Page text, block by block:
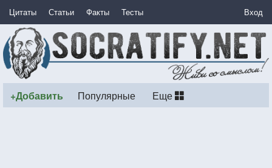
Цитаты Статьи Факты Тесты Вход
+Добавить Популярные Еще